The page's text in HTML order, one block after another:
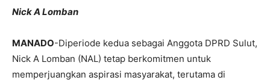
Nick A Lomban
MANADO-Diperiode kedua sebagai Anggota DPRD Sulut,
Nick A Lomban (NAL) tetap berkomitmen untuk
memperjuangkan aspirasi masyarakat, terutama di